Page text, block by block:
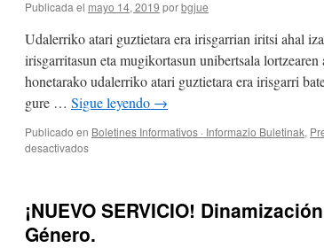
Publicada el mayo 14, 2019 porbgjue
Udalerriko atari guztietara era irisgarrian iritsi ahal
irisgarritasun eta mugikortasun unibertsala
honetarako udalerriko atari guztietara era irisgarri
gure … Sigue leyendo →
Publicado en Boletines Informativos · Informazio Buletinak,
desactivadosen
¡NUEVO SERVICIO!
Género.